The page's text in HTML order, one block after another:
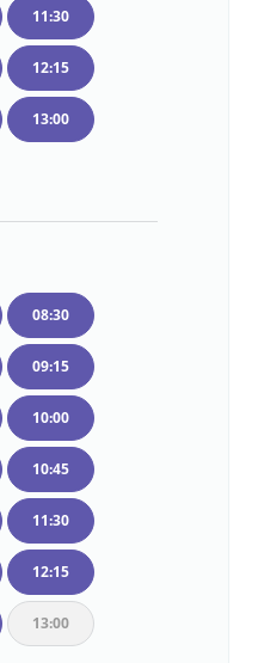
11:30
12:15
13:00
08:30
09:15
10:00
10:45
11:30
12:15
13:00